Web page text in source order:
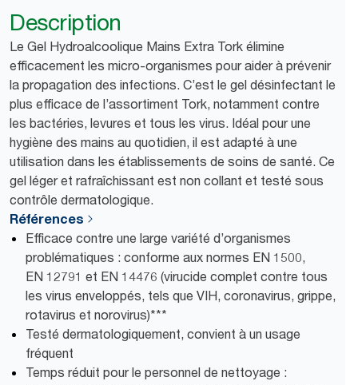
Description
Le Gel Hydroalcoolique Mains Extra Tork élimine
efficacement les micro-organismes pour aider à prévenir
la propagation des infections. C’est le gel désinfectant le
plus efficace de l’assortiment Tork, notamment contre
les bactéries, levures et tous les virus. Idéal pour une
hygiène des mains au quotidien, il est adapté à une
utilisation dans les établissements de soins de santé. Ce
gel léger et rafraîchissant est non collant et testé sous
contrôle dermatologique.
Références
Efficace contre une large variété d’organismes
problématiques : conforme aux normes EN 1500,
EN 12791 et EN 14476 (virucide complet contre tous
les virus enveloppés, tels que VIH, coronavirus, grippe,
rotavirus et norovirus)***
Testé dermatologiquement, convient à un usage
fréquent
Temps réduit pour le personnel de nettoyage :